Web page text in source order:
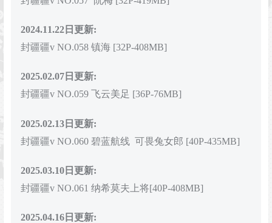
2024.11.22日更新:
封疆疆v NO.058 镇海 [32P-408MB]
2025.02.07日更新:
封疆疆v NO.059 飞云美足 [36P-76MB]
2025.02.13日更新:
封疆疆v NO.060 碧蓝航线 可畏兔女郎 [40P-435MB]
2025.03.10日更新:
封疆疆v NO.061 纳希莫夫上将[40P-408MB]
2025.04.16日更新: